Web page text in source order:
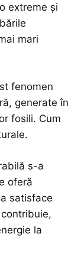
extreme și
mari
fenomen
generate în
fosili. Cum
s-a
oferă
satisface
la